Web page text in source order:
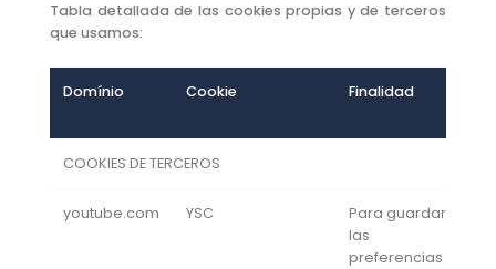
Tabla detallada de las cookies propias y de terceros
que usamos:
Domínio Cookie Finalidad
COOKIES DE TERCEROS
youtube.com YSC
Para guardar
las
preferencias